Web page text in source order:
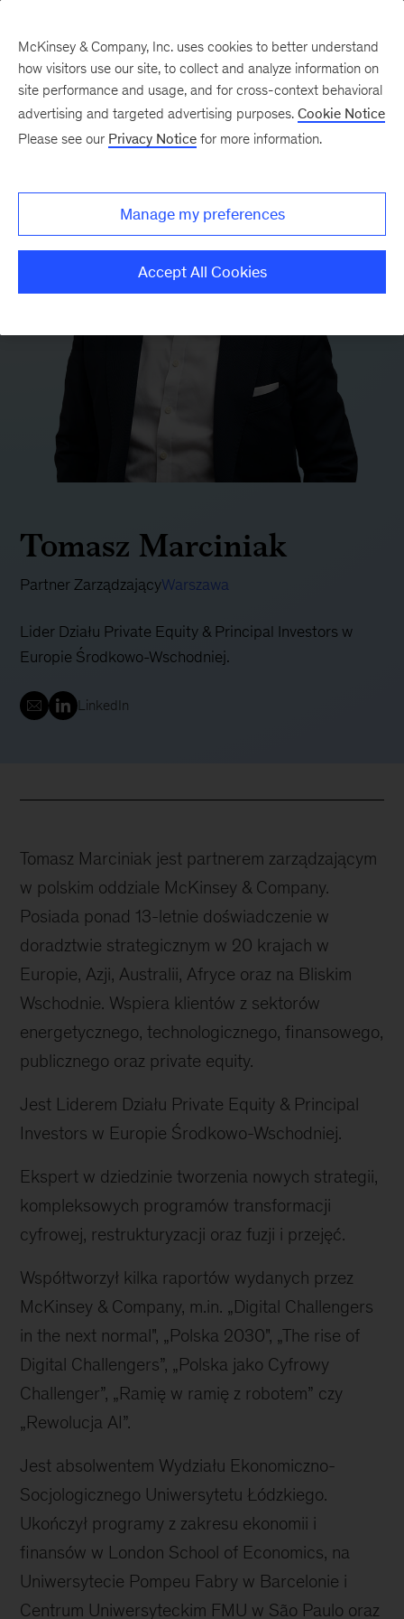
Tomasz Marciniak
Partner ZarządzającyWarszawa
Lider Działu Private Equity & Principal Investors w
Europie Środkowo-Wschodniej.
LinkedIn
Tomasz Marciniak jest partnerem zarządzającym
w polskim oddziale McKinsey & Company.
Posiada ponad 13-letnie doświadczenie w
doradztwie strategicznym w 20 krajach w
Europie, Azji, Australii, Afryce oraz na Bliskim
Wschodnie. Wspiera klientów z sektorów
energetycznego, technologicznego, finansowego,
publicznego oraz private equity.
Jest Liderem Działu Private Equity & Principal
Investors w Europie Środkowo-Wschodniej.
Ekspert w dziedzinie tworzenia nowych strategii,
kompleksowych programów transformacji
cyfrowej, restrukturyzacji oraz fuzji i przejęć.
Współtworzył kilka raportów wydanych przez
McKinsey & Company, m.in. „Digital Challengers
in the next normal", „Polska 2030", „The rise of
Digital Challengers”, „Polska jako Cyfrowy
Challenger”, „Ramię w ramię z robotem” czy
„Rewolucja AI”.
Jest absolwentem Wydziału Ekonomiczno-
Socjologicznego Uniwersytetu Łódzkiego.
Ukończył programy z zakresu ekonomii i
finansów w London School of Economics, na
Uniwersytecie Pompeu Fabry w Barcelonie i
Centrum Uniwersyteckim FMU w São Paulo oraz
McKinsey & Company, Inc. uses cookies to better understand
how visitors use our site, to collect and analyze information on
site performance and usage, and for cross-context behavioral
advertising and targeted advertising purposes. Cookie Notice
Please see our Privacy Notice for more information.
Manage my preferences
Accept All Cookies